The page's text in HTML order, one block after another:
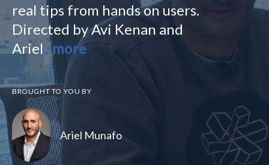
real tips from hands on users.
Directed by Avi Kenan and
Ariel...more
BROUGHT TO YOU BY
Ariel Munafo